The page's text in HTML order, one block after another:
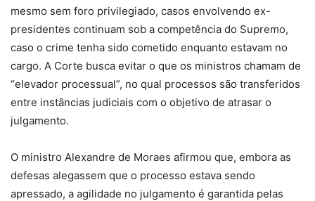
mesmo sem foro privilegiado, casos envolvendo ex-
presidentes continuam sob a competência do Supremo,
caso o crime tenha sido cometido enquanto estavam no
cargo. A Corte busca evitar o que os ministros chamam de
“elevador processual”, no qual processos são transferidos
entre instâncias judiciais com o objetivo de atrasar o
julgamento.
O ministro Alexandre de Moraes afirmou que, embora as
defesas alegassem que o processo estava sendo
apressado, a agilidade no julgamento é garantida pelas